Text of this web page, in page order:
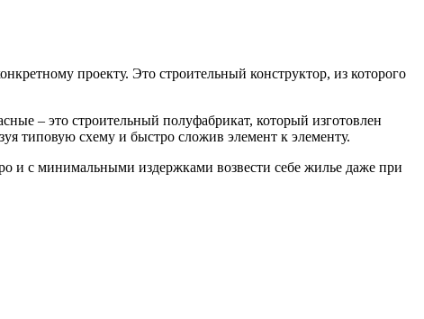
проекту. Это строительный конструктор, из которого
– это строительный полуфабрикат, который изготовлен
типовую схему и быстро сложив элемент к элементу.
и с минимальными издержками возвести себе жилье даже при